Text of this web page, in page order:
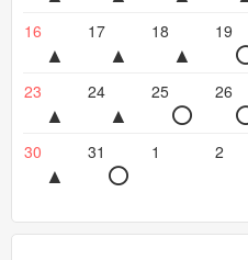
16 17 18 19
23 24 25 26
30 31 1 2